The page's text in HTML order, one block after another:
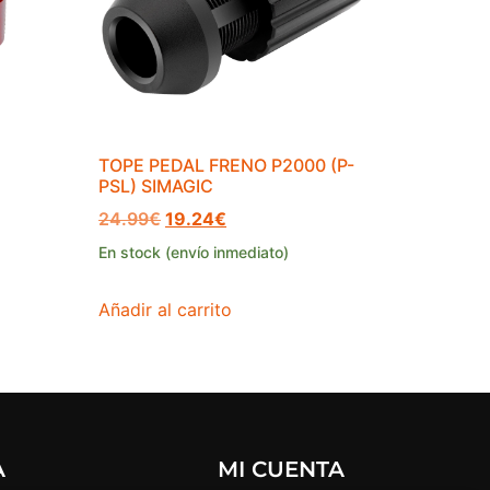
TOPE PEDAL FRENO P2000 (P-
PSL) SIMAGIC
24.99€ 19.24€
En stock (envío inmediato)
Añadir al carrito
MI CUENTA